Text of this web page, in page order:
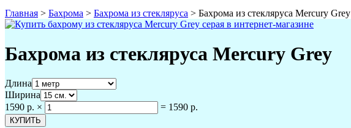
Главная > Бахрома > Бахрома из стекляруса > Бахрома из стекляруса Mercury Grey
Бахрома из стекляруса Mercury Grey
Длина
Ширина
1590 р. × = 1590 р.